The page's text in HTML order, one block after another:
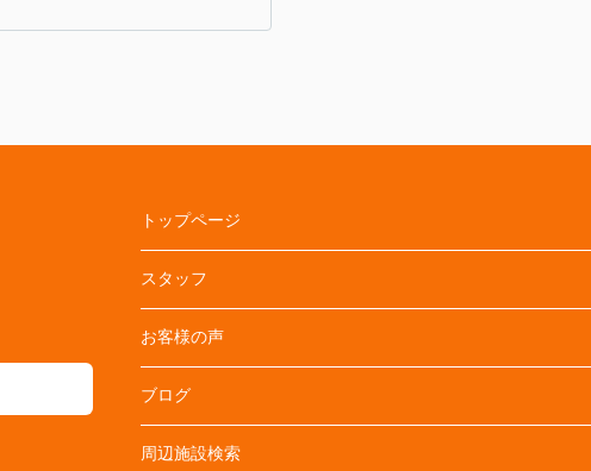
トップページ
スタッフ
お客様の声
ブログ
周辺施設検索